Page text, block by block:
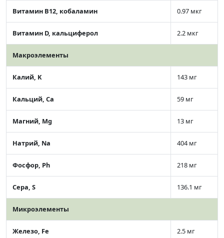
Витамин В12, кобаламин 0.97 мкг
Витамин D, кальциферол 2.2 мкг
Макроэлементы
Калий, K 143 мг
Кальций, Ca 59 мг
Магний, Mg 13 мг
Натрий, Na 404 мг
Фосфор, Ph 218 мг
Сера, S 136.1 мг
Микроэлементы
Железо, Fe 2.5 мг